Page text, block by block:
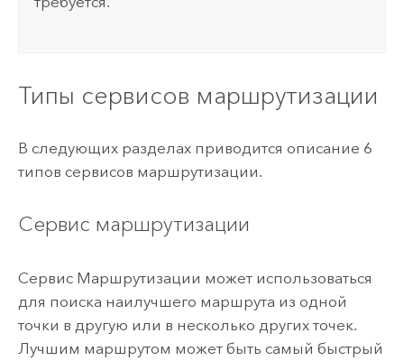
Типы сервисов маршрутизации
В следующих разделах приводится описание 6
типов сервисов маршрутизации.
Сервис маршрутизации
Сервис Маршрутизации может использоваться
для поиска наилучшего маршрута из одной
точки в другую или в несколько других точек.
Лучшим маршрутом может быть самый быстрый